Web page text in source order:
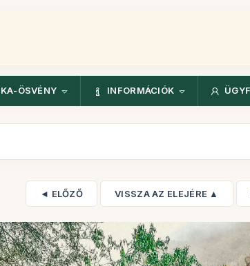
ÖSVÉNY INFORMÁCIÓK
◄ ELŐZŐ VISSZA AZ ELEJÉRE ▲